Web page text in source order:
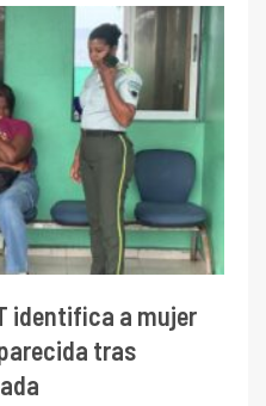
identifica a mujer
tras